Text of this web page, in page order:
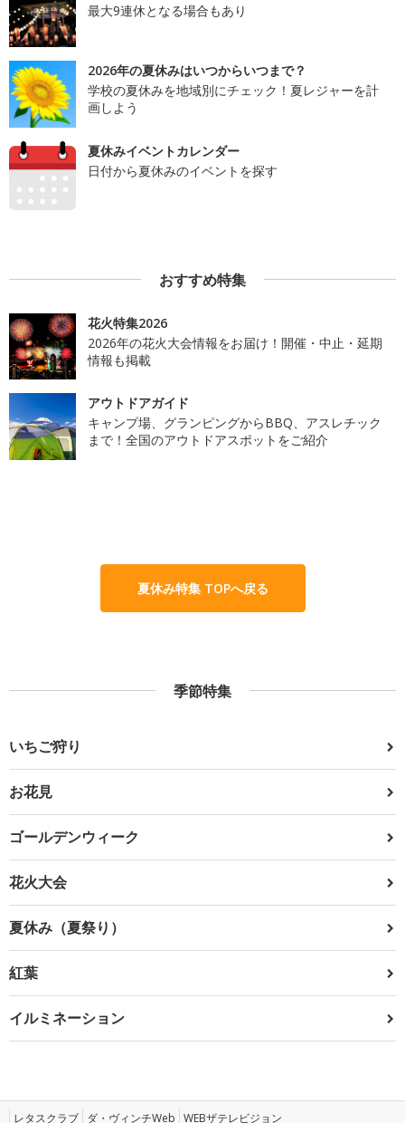
最大9連休となる場合もあり
2026年の夏休みはいつからいつまで？
学校の夏休みを地域別にチェック！夏レジャーを計
画しよう
夏休みイベントカレンダー
日付から夏休みのイベントを探す
おすすめ特集
花火特集2026
2026年の花火大会情報をお届け！開催・中止・延期
情報も掲載
アウトドアガイド
キャンプ場、グランピングからBBQ、アスレチック
まで！全国のアウトドアスポットをご紹介
夏休み特集 TOPへ戻る
季節特集
いちご狩り
お花見
ゴールデンウィーク
花火大会
夏休み（夏祭り）
紅葉
イルミネーション
レタスクラブ ダ・ヴィンチWeb WEBザテレビジョン